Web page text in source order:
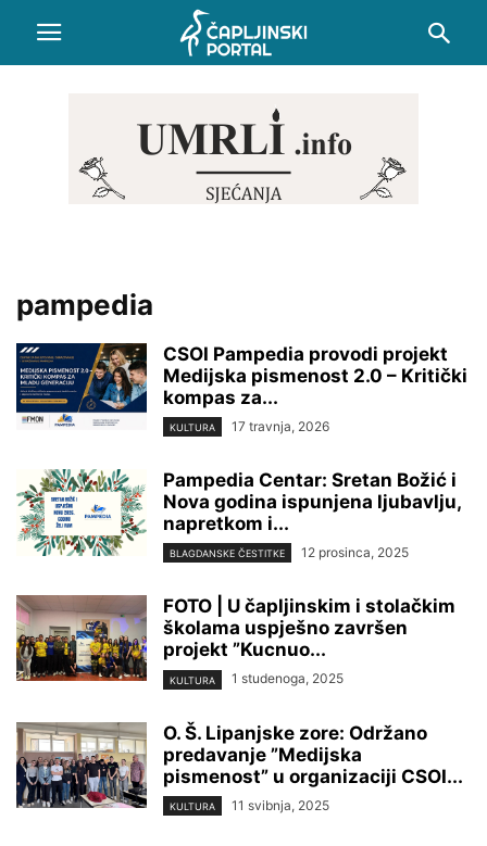
pampedia
CSOI Pampedia provodi projekt
Medijska pismenost 2.0 – Kritički
kompas za...
KULTURA 17 travnja, 2026
Pampedia Centar: Sretan Božić i
Nova godina ispunjena ljubavlju,
napretkom i...
BLAGDANSKE ČESTITKE 12 prosinca, 2025
FOTO | U čapljinskim i stolačkim
školama uspješno završen
projekt ”Kucnuo...
KULTURA 1 studenoga, 2025
O. Š. Lipanjske zore: Održano
predavanje ”Medijska
pismenost” u organizaciji CSOI...
KULTURA 11 svibnja, 2025